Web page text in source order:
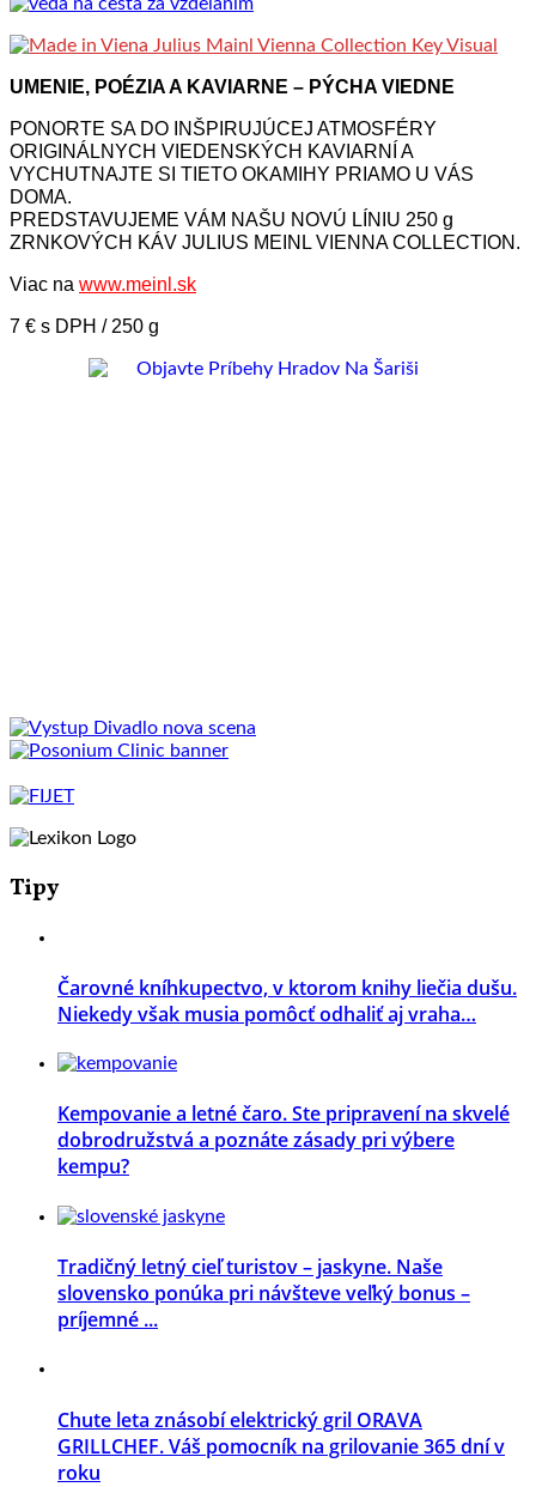
UMENIE, POÉZIA A KAVIARNE – PÝCHA VIEDNE
PONORTE SA DO INŠPIRUJÚCEJ ATMOSFÉRY
ORIGINÁLNYCH VIEDENSKÝCH KAVIARNÍ A
VYCHUTNAJTE SI TIETO OKAMIHY PRIAMO U VÁS
DOMA.
PREDSTAVUJEME VÁM NAŠU NOVÚ LÍNIU 250 g
ZRNKOVÝCH KÁV JULIUS MEINL VIENNA COLLECTION.
Viac na www.meinl.sk
7 € s DPH / 250 g
Tipy
Čarovné kníhkupectvo, v ktorom knihy liečia dušu.
Niekedy však musia pomôcť odhaliť aj vraha…
Kempovanie a letné čaro. Ste pripravení na skvelé
dobrodružstvá a poznáte zásady pri výbere
kempu?
Tradičný letný cieľ turistov – jaskyne. Naše
slovensko ponúka pri návšteve veľký bonus –
príjemné ...
Chute leta znásobí elektrický gril ORAVA
GRILLCHEF. Váš pomocník na grilovanie 365 dní v
roku